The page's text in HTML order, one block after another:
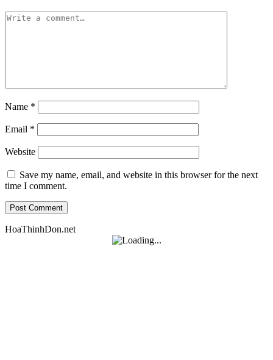
Name *
Email *
Website
Save my name, email, and website in this browser for the next
time I comment.
HoaThinhDon.net